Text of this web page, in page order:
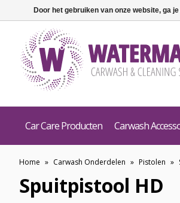
Car Care Producten Carwash
Home » Carwash Onderdelen » Pistolen »
Spuitpistool HD
Door het gebruiken van onze website, ga